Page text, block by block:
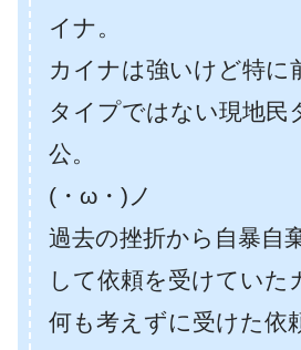
イナ。
カイナは強いけど特に
タイプではない現地民
公。
(・ω・)ノ
過去の挫折から自暴自
して依頼を受けていた
何も考えずに受けた依